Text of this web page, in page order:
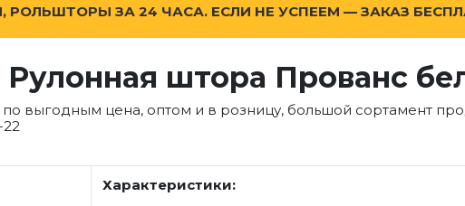
ЗА 24 ЧАСА. ЕСЛИ НЕ УСПЕЕМ — ЗАКАЗ
Рулонная штора Прованс
выгодным цена, оптом и в розницу, большой сортамент
Характеристики: